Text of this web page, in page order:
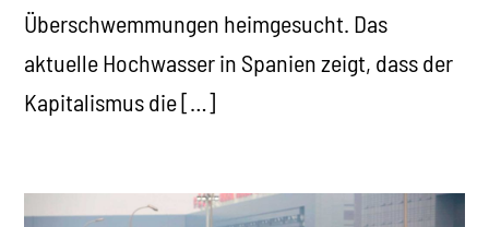
Überschwemmungen heimgesucht. Das
aktuelle Hochwasser in Spanien zeigt, dass der
Kapitalismus die […]